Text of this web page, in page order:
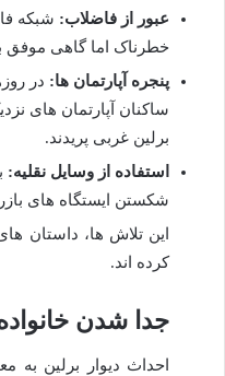
عبور از فاضلاب: شبکه
خطرناک اما گاهی موفق
پنجره آپارتمان ها: در
ساکنان آپارتمان های
برلین غربی پریدند.
استفاده از وسایل نقلیه:
شکستن ایستگاه های
این تلاش ها، داستان
کرده اند.
جدا شدن